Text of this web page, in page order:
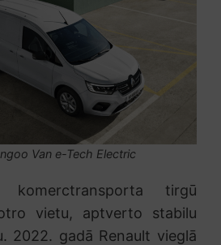
Van e-Tech Electric
komerctransporta tirgū
vietu, aptverto stabilu
2022. gadā Renault vieglā